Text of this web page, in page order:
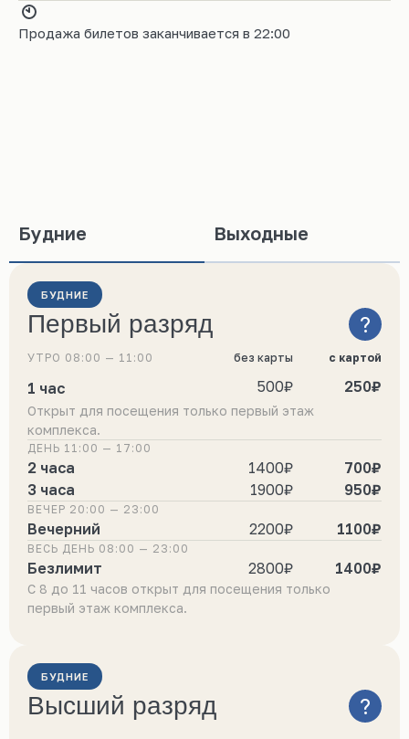
Продажа билетов заканчивается в 22:00
Будние Выходные
БУДНИЕ
Первый разряд ?
УТРО 08:00 — 11:00 без карты с картой
1 час 500₽ 250₽
Открыт для посещения только первый этаж
комплекса.
ДЕНЬ 11:00 — 17:00
2 часа 1400₽
700₽
3 часа
1900₽ 950₽
ВЕЧЕР 20:00 — 23:00
Вечерний 2200₽ 1100₽
ВЕСЬ ДЕНЬ 08:00 — 23:00
Безлимит 2800₽ 1400₽
C 8 до 11 часов открыт для посещения только
первый этаж комплекса.
БУДНИЕ
Высший разряд ?